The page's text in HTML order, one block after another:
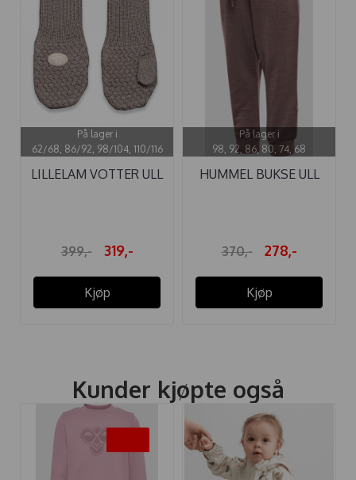
På lager i
62/68, 86/92, 98/104, 110/116
LILLELAM VOTTER ULL
399,- 319,-
Kjøp
På lager i
98, 92, 86, 80, 74, 68
HUMMEL BUKSE ULL
370,- 278,-
Kjøp
Kunder kjøpte også